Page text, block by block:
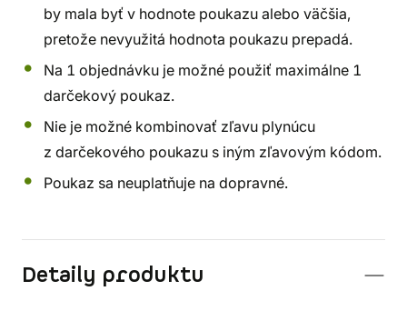
by mala byť v hodnote poukazu alebo väčšia,
pretože nevyužitá hodnota poukazu prepadá.
Na 1 objednávku je možné použiť maximálne 1
darčekový poukaz.
Nie je možné kombinovať zľavu plynúcu
z darčekového poukazu s iným zľavovým kódom.
Poukaz sa neuplatňuje na dopravné.
Detaily produktu